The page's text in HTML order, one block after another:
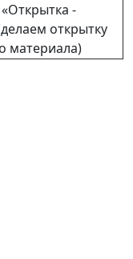
-
открытку
материала)